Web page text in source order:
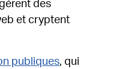
des
et cryptent
publiques, qui